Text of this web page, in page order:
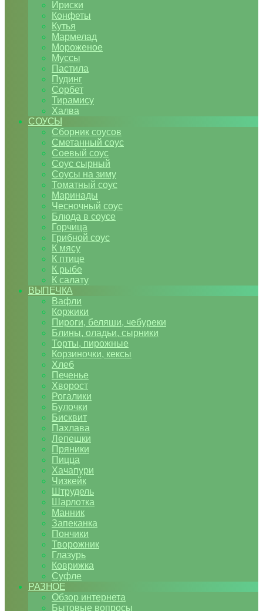
Ириски
Конфеты
Кутья
Мармелад
Мороженое
Муссы
Пастила
Пудинг
Сорбет
Тирамису
Халва
СОУСЫ
Сборник соусов
Сметанный соус
Соевый соус
Соус сырный
Соусы на зиму
Томатный соус
Маринады
Чесночный соус
Блюда в соусе
Горчица
Грибной соус
К мясу
К птице
К рыбе
К салату
ВЫПЕЧКА
Вафли
Коржики
Пироги, беляши, чебуреки
Блины, оладьи, сырники
Торты, пирожные
Корзиночки, кексы
Хлеб
Печенье
Хворост
Рогалики
Булочки
Бисквит
Пахлава
Лепешки
Пряники
Пицца
Хачапури
Чизкейк
Штрудель
Шарлотка
Манник
Запеканка
Пончики
Творожник
Глазурь
Коврижка
Суфле
РАЗНОЕ
Обзор интернета
Бытовые вопросы